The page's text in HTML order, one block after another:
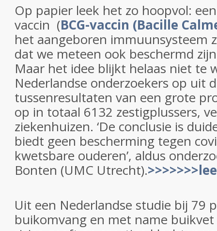
Op papier leek het zo hoopvol:
vaccin (BCG-vaccin (Bacille
het aangeboren immuunsysteem
dat we meteen ook beschermd
Maar het idee blijkt helaas niet te
Nederlandse onderzoekers op uit
tussenresultaten van een grote
op in totaal 6132 zestigplussers,
ziekenhuizen. ‘De conclusie is
biedt geen bescherming tegen
kwetsbare ouderen’, aldus
Bonten (UMC Utrecht).
Uit een Nederlandse studie bij 79
buikomvang en met name